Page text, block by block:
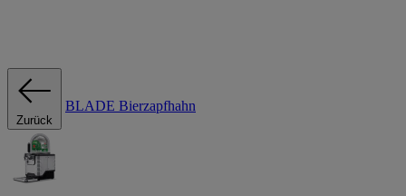
Zurück
BLADE Bierzapfhahn